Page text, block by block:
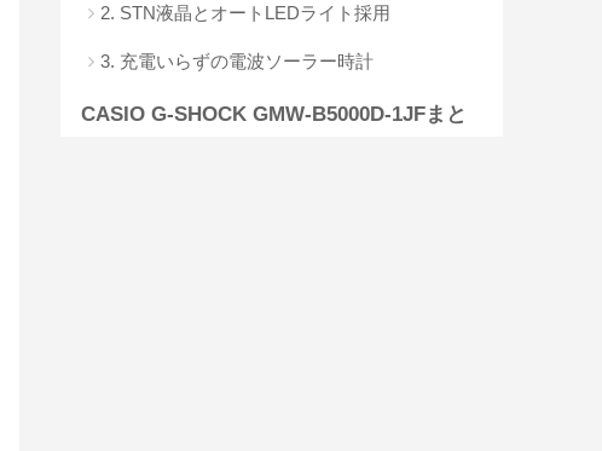
2. STN液晶とオートLEDライト採用
3. 充電いらずの電波ソーラー時計
CASIO G-SHOCK GMW-B5000D-1JFまと